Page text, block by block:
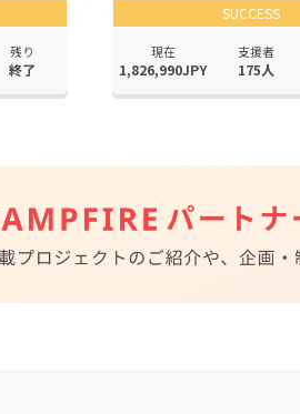
残り
終了
SUCCESS
現在
1,826,990JPY
支援者
175人